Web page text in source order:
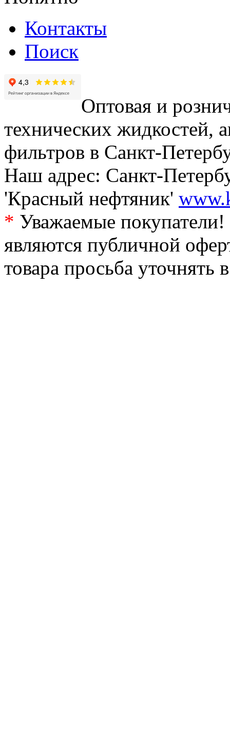
Контакты
Поиск
Оптовая и
технических жидкостей,
фильтров в Санкт-
Наш адрес: Санкт-
'Красный нефтяник'
* Уважаемые
являются публичной
товара просьба уточнять